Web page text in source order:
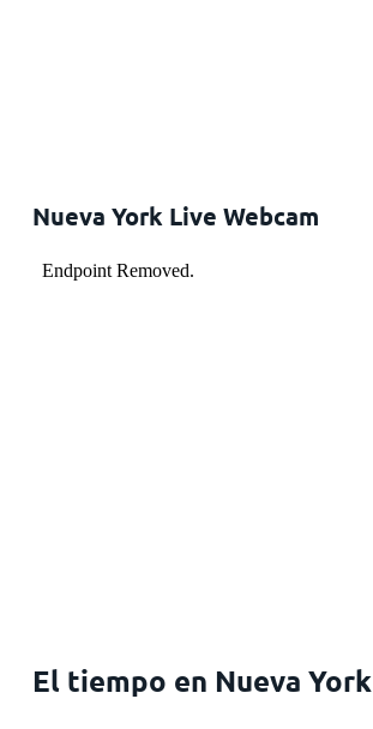
Nueva York Live Webcam
El tiempo en Nueva York